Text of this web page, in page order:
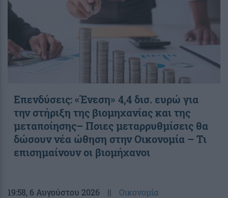
Επενδύσεις: «Ένεση» 4,4 δισ. ευρώ για
την στήριξη της βιομηχανίας και της
μεταποίησης– Ποιες μεταρρυθμίσεις θα
δώσουν νέα ώθηση στην Οικονομία – Τι
επισημαίνουν οι βιομήχανοι
19:58, 6 Αυγούστου 2026 || Οικονομία